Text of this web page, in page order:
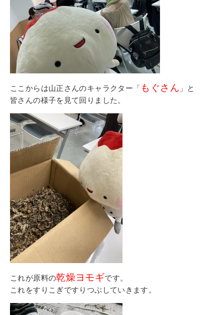
ここからは山正さんのキャラクター「 もぐさん 」と
皆さんの様子を見て回りました。
これが原料の乾燥ヨモギです。
これをすりこぎですりつぶしていきます。